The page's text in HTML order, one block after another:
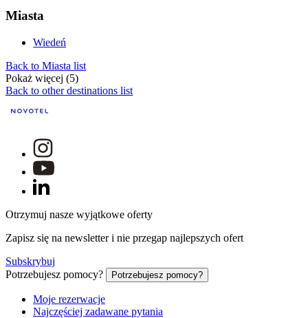
Miasta
Wiedeń
Back to Miasta list
Pokaż więcej (5)
Back to other destinations list
Otrzymuj nasze wyjątkowe oferty
Zapisz się na newsletter i nie przegap najlepszych ofert
Subskrybuj
Potrzebujesz pomocy?
Potrzebujesz pomocy?
Moje rezerwacje
Najczęściej zadawane pytania